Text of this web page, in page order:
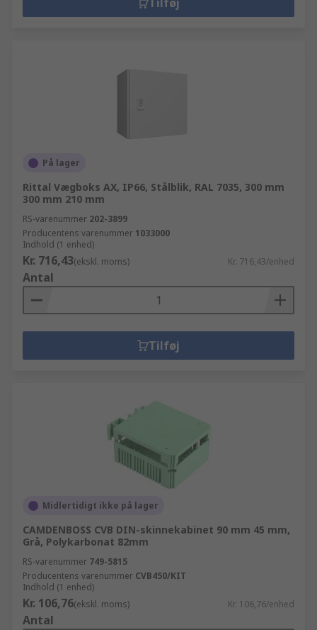
På lager
Rittal Vægboks AX, IP66, Stålblik, RAL 7035, 300 mm
300 mm 210 mm
RS-varenummer 202-3899
Producentens varenummer 1033000
Indhold (1 enhed)
Kr. 716,43(ekskl. moms) Kr. 716,43/enhed
Antal
Tilføj
Midlertidigt ikke på lager
CAMDENBOSS CVB DIN-skinnekabinet 90 mm 45 mm,
Grå, Polykarbonat 82mm
RS-varenummer 749-5815
Producentens varenummer CVB450/KIT
Indhold (1 enhed)
Kr. 106,76(ekskl. moms) Kr. 106,76/enhed
Antal